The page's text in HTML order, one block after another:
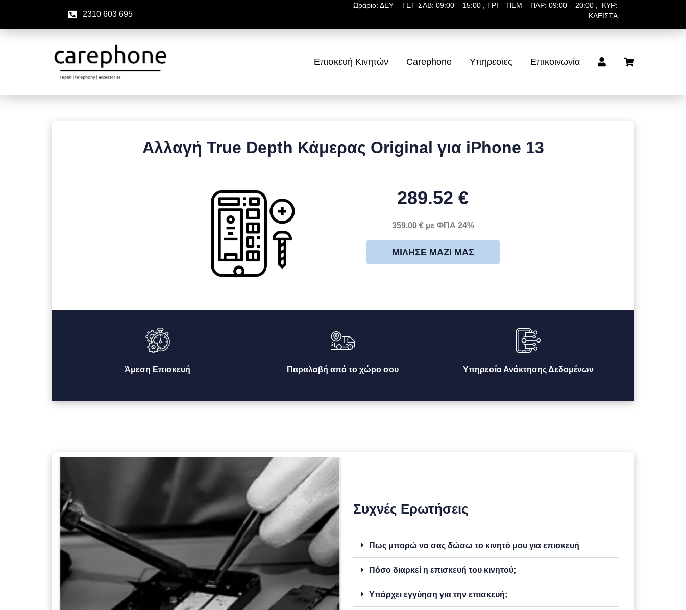
2310 603 695
Ωράριο: ΔΕΥ – ΤΕΤ-ΣΑΒ: 09:00 – 15:00 , ΤΡΙ – ΠΕΜ – ΠΑΡ: 09:00 – 20:00 , ΚΥΡ:
ΚΛΕΙΣΤΑ
Επισκευή Κινητών Carephone Υπηρεσίες Επικοινωνία
Αλλαγή True Depth Κάμερας Original για iPhone 13
289.52 €
359.00 € με ΦΠΑ 24%
ΜΊΛΗΣΕ ΜΑΖΊ ΜΑΣ
Άμεση Επισκευή Παραλαβή από το χώρο σου Υπηρεσία Ανάκτησης Δεδομένων
Συχνές Ερωτήσεις
Πως μπορώ να σας δώσω το κινητό μου για επισκευή
Πόσο διαρκεί η επισκευή του κινητού;
Υπάρχει εγγύηση για την επισκευή;